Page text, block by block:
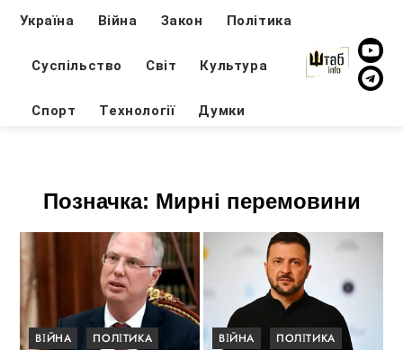
Україна Війна Закон Політика
Суспільство Світ Культура
Спорт Технології Думки
Позначка: Мирні перемовини
ВІЙНА ПОЛІТИКА ВІЙНА ПОЛІТИКА